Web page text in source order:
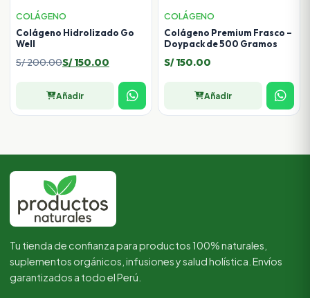
COLÁGENO
Colágeno Hidrolizado Go
Well
S/200.00
El
original
S/150.00
El
actual
Añadir
COLÁGENO
Colágeno Premium Frasco –
Doypack de 500 Gramos
S/150.00
Añadir
Tu tienda de confianza para productos 100% naturales,
suplementos orgánicos, infusiones y salud holística. Envíos
garantizados a todo el Perú.